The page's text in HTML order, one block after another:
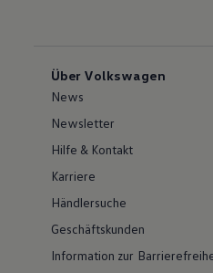
Über Volkswagen
News
Newsletter
Hilfe & Kontakt
Karriere
Händlersuche
Geschäftskunden
Information zur